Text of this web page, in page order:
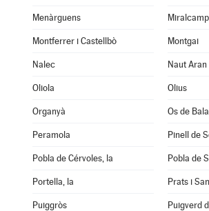
Menàrguens Miralcamp
Montferrer i Castellbò Montgai
Nalec Naut Aran
Oliola Olius
Organyà Os de
Peramola Pinell de
Pobla de Cérvoles, la Pobla de
Portella, la Prats i
Puiggròs Puigverd